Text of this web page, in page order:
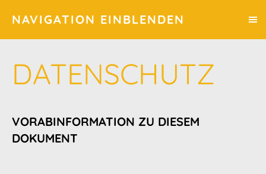
NAVIGATION EINBLENDEN
DATENSCHUTZ
VORABINFORMATION ZU DIESEM
DOKUMENT